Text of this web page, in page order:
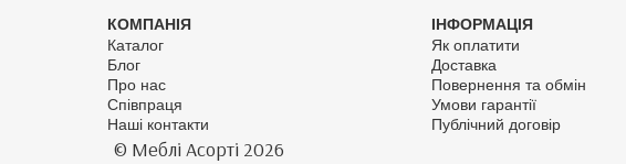
КОМПАНІЯ
Каталог
Блог
Про нас
Співпраця
Наші контакти
ІНФОРМАЦІЯ
Як оплатити
Доставка
Повернення та обмін
Умови гарантії
Публічний договір
© Меблі Асорті 2026